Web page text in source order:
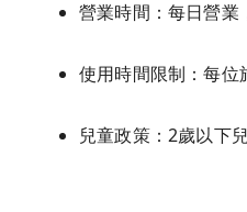
營業時間：每日營業
使用時間限制：每位
兒童政策：2歲以下